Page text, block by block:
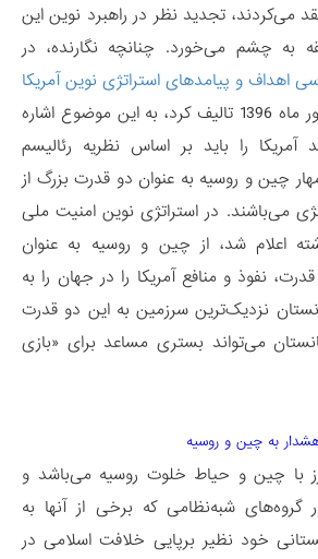
می‌کردند، تجدید نظر در راهبرد نوین این
به چشم می‌خورد. چنانچه نگارنده، در
اهداف و پیامدهای استراتژی نوین آمریکا
» در شهریور ماه 1396 تالیف کرد، به این موضوع اشاره
آمریکا را باید بر اساس نظریه رئالیسم
چین و روسیه به عنوان دو قدرت بزرگ از
می‌باشند. در استراتژی نوین امنیت ملی
اعلام شد، از چین و روسیه به عنوان
نفوذ و منافع آمریکا را در جهان را به
نزدیک‌ترین سرزمین به این دو قدرت
می‌تواند بستری مساعد برای «بازی
به چین و روسیه
با چین و حیاط خلوت روسیه می‌باشد و
گروه‌های شبه‌نظامی که برخی از آنها به
خود نظیر برپایی خلافت اسلامی در